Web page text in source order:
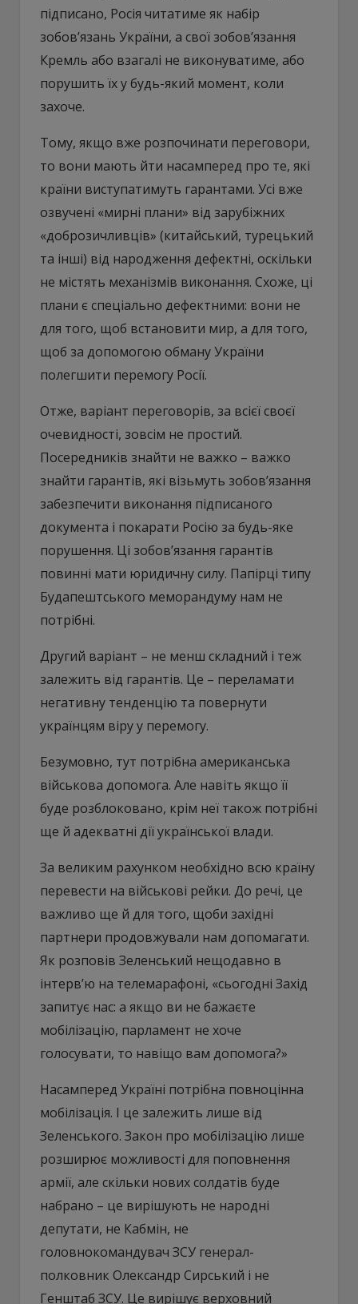
підписано, Росія читатиме як набір
зобов’язань України, а свої зобов’язання
Кремль або взагалі не виконуватиме, або
порушить їх у будь-який момент, коли
захоче.
Тому, якщо вже розпочинати переговори,
то вони мають йти насамперед про те, які
країни виступатимуть гарантами. Усі вже
озвучені «мирні плани» від зарубіжних
«доброзичливців» (китайський, турецький
та інші) від народження дефектні, оскільки
не містять механізмів виконання. Схоже, ці
плани є спеціально дефектними: вони не
для того, щоб встановити мир, а для того,
щоб за допомогою обману України
полегшити перемогу Росії.
Отже, варіант переговорів, за всієї своєї
очевидності, зовсім не простий.
Посередників знайти не важко – важко
знайти гарантів, які візьмуть зобов’язання
забезпечити виконання підписаного
документа і покарати Росію за будь-яке
порушення. Ці зобов’язання гарантів
повинні мати юридичну силу. Папірці типу
Будапештського меморандуму нам не
потрібні.
Другий варіант – не менш складний і теж
залежить від гарантів. Це – переламати
негативну тенденцію та повернути
українцям віру у перемогу.
Безумовно, тут потрібна американська
військова допомога. Але навіть якщо її
буде розблоковано, крім неї також потрібні
ще й адекватні дії української влади.
За великим рахунком необхідно всю країну
перевести на військові рейки. До речі, це
важливо ще й для того, щоби західні
партнери продовжували нам допомагати.
Як розповів Зеленський нещодавно в
інтерв’ю на телемарафоні, «сьогодні Захід
запитує нас: а якщо ви не бажаєте
мобілізацію, парламент не хоче
голосувати, то навіщо вам допомога?»
Насамперед Україні потрібна повноцінна
мобілізація. І це залежить лише від
Зеленського. Закон про мобілізацію лише
розширює можливості для поповнення
армії, але скільки нових солдатів буде
набрано – це вирішують не народні
депутати, не Кабмін, не
головнокомандувач ЗСУ генерал-
полковник Олександр Сирський і не
Генштаб ЗСУ. Це вирішує верховний